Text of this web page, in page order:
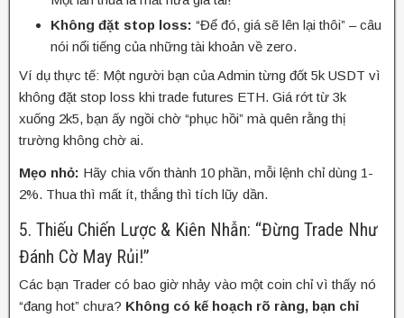
Không đặt stop loss: “Để đó, giá sẽ lên lại thôi” – câu
nói nổi tiếng của những tài khoản về zero.
Ví dụ thực tế: Một người bạn của Admin từng đốt 5k USDT vì
không đặt stop loss khi trade futures ETH. Giá rớt từ 3k
xuống 2k5, bạn ấy ngồi chờ “phục hồi” mà quên rằng thị
trường không chờ ai.
Mẹo nhỏ: Hãy chia vốn thành 10 phần, mỗi lệnh chỉ dùng 1-
2%. Thua thì mất ít, thắng thì tích lũy dần.
5. Thiếu Chiến Lược & Kiên Nhẫn: “Đừng Trade Như
Đánh Cờ May Rủi!”
Các bạn Trader có bao giờ nhảy vào một coin chỉ vì thấy nó
“đang hot” chưa? Không có kế hoạch rõ ràng, bạn chỉ